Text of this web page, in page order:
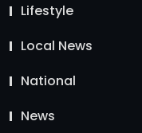
Lifestyle
Local News
National
News